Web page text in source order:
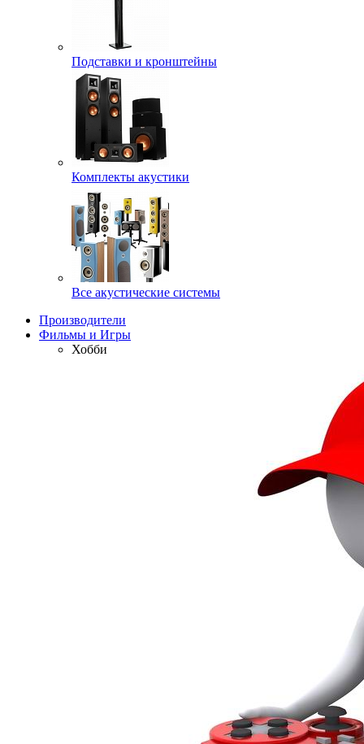
Подставки и кронштейны
Комплекты акустики
Все акустические системы
Производители
Фильмы и Игры
Хобби